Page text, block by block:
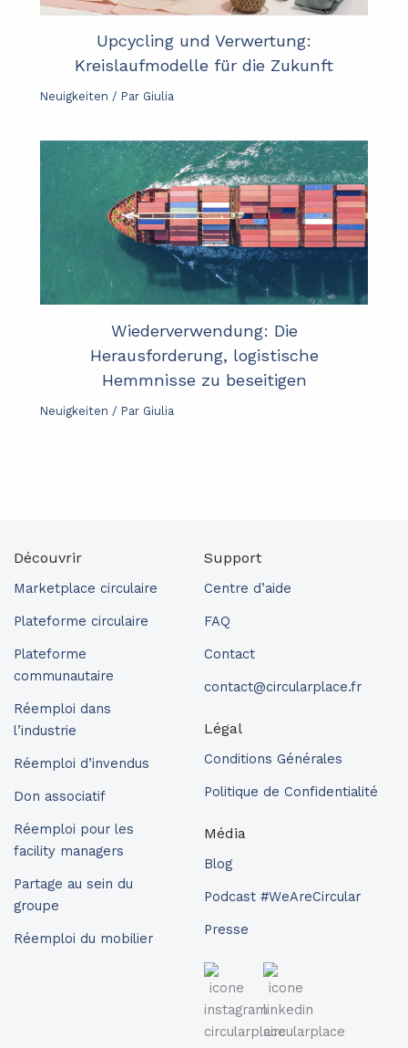
Upcycling und Verwertung:
Kreislaufmodelle für die Zukunft
Neuigkeiten / Par Giulia
Wiederverwendung: Die
Herausforderung, logistische
Hemmnisse zu beseitigen
Neuigkeiten / Par Giulia
Découvrir
Marketplace circulaire
Plateforme circulaire
Plateforme
communautaire
Réemploi dans
l’industrie
Réemploi d’invendus
Don associatif
Réemploi pour les
facility managers
Partage au sein du
groupe
Réemploi du mobilier
Support
Centre d’aide
FAQ
Contact
contact@circularplace.fr
Légal
Conditions Générales
Politique de Confidentialité
Média
Blog
Podcast #WeAreCircular
Presse